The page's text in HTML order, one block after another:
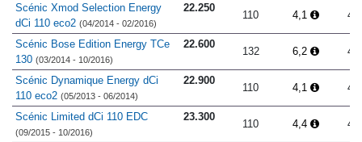
Scénic Xmod Selection Energy
dCi 110 eco2 (04/2014 - 02/2016)
22.250
110 4,1
Scénic Bose Edition Energy TCe
130 (03/2014 - 10/2016)
22.600
132 6,2
Scénic Dynamique Energy dCi
110 eco2 (05/2013 - 06/2014)
22.900
110 4,1
Scénic Limited dCi 110 EDC
(09/2015 - 10/2016)
23.300
110 4,4